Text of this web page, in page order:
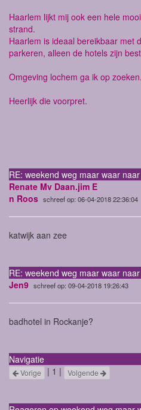
Haarlem lijkt mij ook een hele
strand.
Haarlem is ideaal bereikbaar met
parkeren, alleen de hotels zijn
Omgeving lochem ga ik op zoeken.
Heerlijk die voorpret.
RE: weekend weg maar waar
Renate Mv Daan.jim E
n Roos schreef op: 06-04-2018 22:36:04
katwijk aan zee
RE: weekend weg maar waar
Jen9 schreef op: 09-04-2018 19:26:43
badhotel in Rockanje?
Navigatie
Vorige | 1 | Volgende